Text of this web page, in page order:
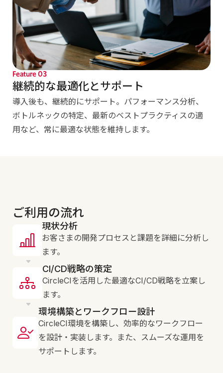
Feature03
継続的な最適化とサポート
導入後も、継続的にサポート。パフォーマンス分析、
ボトルネックの特定、最新のベストプラクティスの適
用など、常に最適な状態を維持します。
ご利用の流れ
現状分析
お客さまの開発プロセスと課題を詳細に分析し
ます。
CI/CD戦略の策定
CircleCIを活用した最適なCI/CD戦略を立案し
ます。
環境構築とワークフロー設計
CircleCI環境を構築し、効率的なワークフロー
を設計・実装します。また、スムーズな運用を
サポートします。